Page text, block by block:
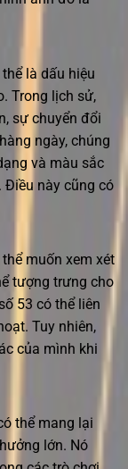
là dấu hiệu
Trong lịch sử,
sự chuyển đổi
ngày, chúng
và màu sắc
Điều này cũng có
muốn xem xét
tượng trưng cho
53 có thể liên
Tuy nhiên,
của mình khi
thể mang lại
lớn. Nó